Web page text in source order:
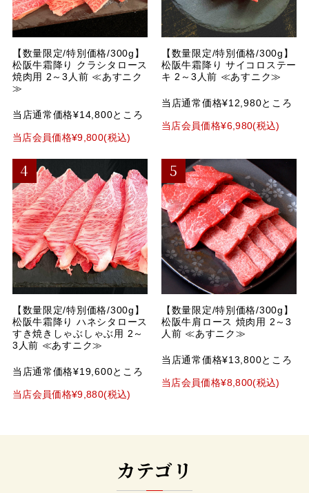
【数量限定/特別価格/300g】
松阪牛霜降り クラシタロース
焼肉用 2～3人前 ≪あすニク
≫
当店通常価格¥14,800ところ
当店会員価格¥9,800(税込)
【数量限定/特別価格/300g】
松阪牛霜降り サイコロステー
キ 2～3人前 ≪あすニク≫
当店通常価格¥12,980ところ
当店会員価格¥6,980(税込)
【数量限定/特別価格/300g】
松阪牛霜降り ハネシタロース
すき焼きしゃぶしゃぶ用 2～
3人前 ≪あすニク≫
当店通常価格¥19,600ところ
当店会員価格¥9,880(税込)
【数量限定/特別価格/300g】
松阪牛肩ロース 焼肉用 2～3
人前 ≪あすニク≫
当店通常価格¥13,800ところ
当店会員価格¥8,800(税込)
カテゴリ